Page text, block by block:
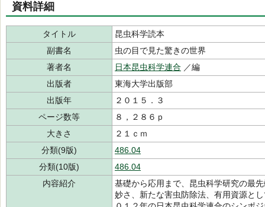
資料詳細
タイトル
昆虫科学読本
副書名
虫の目で見た驚きの世界
著者名
日本昆虫科学連合 ／編
出版者
東海大学出版部
出版年
２０１５．３
ページ数等
８，２８６ｐ
大きさ
２１ｃｍ
分類(9版)
486.04
分類(10版)
486.04
内容紹介
基礎から応用まで、昆虫科学研究の最
妙さ、新たな害虫防除法、有用資源と